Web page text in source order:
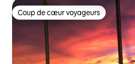
Coup de cœur voyageurs
Coup de cœur voyageurs